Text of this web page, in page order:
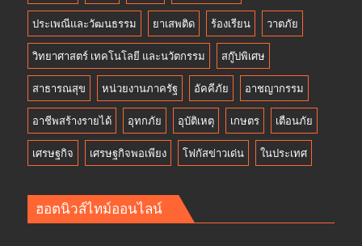
ประเพณีและวัฒนธรรม ยาเสพติด ร้องเรียน วาตภัย
วิทยาศาสตร์ เทคโนโลยี และนวัตกรรม สกู๊ปพิเศษ
สาธารณสุข หน่วยงานภาครัฐ อัคคีภัย อาชญากรรม
อาชีพสร้างรายได้ อุทกภัย อุบัติเหตุ เกษตร เตือนภัย
เศรษฐกิจ เศรษฐกิจพอเพียง โฟกัสข่าวเด่น ในประเทศ
ฮอตนิวส์ไทม์ออนไลน์